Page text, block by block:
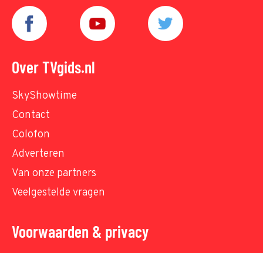
Over TVgids.nl
SkyShowtime
Contact
Colofon
Adverteren
Van onze partners
Veelgestelde vragen
Voorwaarden & privacy